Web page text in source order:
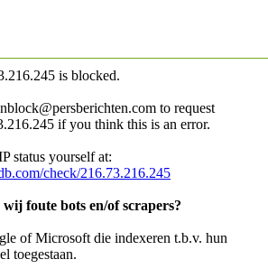
is blocked.
to request
if you think this is an error.
status yourself at:
check/216.73.216.245
foute bots en/of scrapers?
of Microsoft die indexeren t.b.v. hun
toegestaan.